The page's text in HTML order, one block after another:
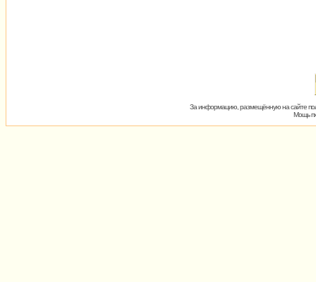
За информацию, размещённую на сайте
Мощь